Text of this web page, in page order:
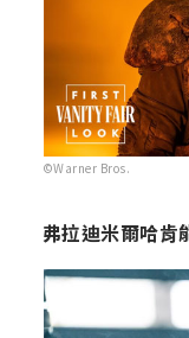
©Warner Bros.
弗拉迪米爾哈肯